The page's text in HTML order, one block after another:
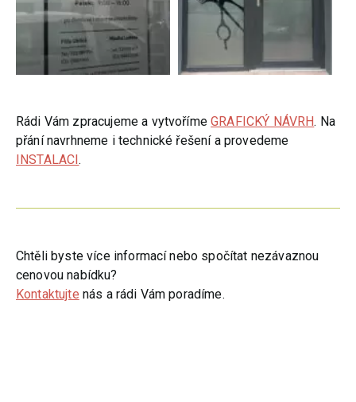
Rádi Vám zpracujeme a vytvořímeGRAFICKÝ NÁVRH. Na
přání navrhneme i technické řešení a provedeme
INSTALACI.
Chtěli byste více informací nebo spočítat nezávaznou
cenovou nabídku?
Kontaktujte nás a rádi Vám poradíme.